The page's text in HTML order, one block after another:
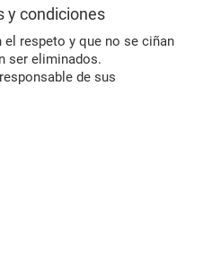
y condiciones
respeto y que no se ciñan
ser eliminados.
de sus